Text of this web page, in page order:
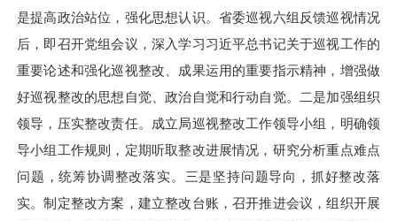
是提高政治站位，强化思想认识。省委巡视六组反馈巡视情况
后，即召开党组会议，深入学习习近平总书记关于巡视工作的
重要论述和强化巡视整改、成果运用的重要指示精神，增强做
好巡视整改的思想自觉、政治自觉和行动自觉。二是加强组织
领导，压实整改责任。成立局巡视整改工作领导小组，明确领
导小组工作规则，定期听取整改进展情况，研究分析重点难点
问题，统筹协调整改落实。三是坚持问题导向，抓好整改落
实。制定整改方案，建立整改台账，召开推进会议，组织开展